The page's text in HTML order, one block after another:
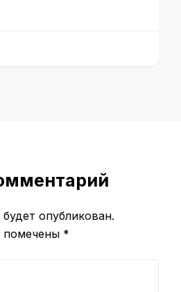
опубликован.
помечены *